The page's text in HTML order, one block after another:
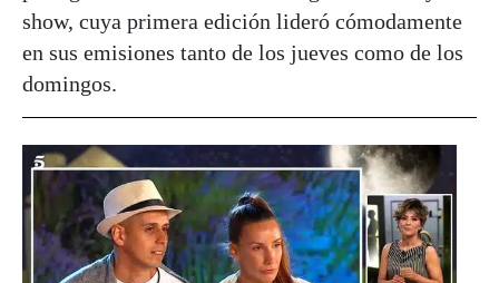
show, cuya primera edición lideró cómodamente
en sus emisiones tanto de los jueves como de los
domingos.